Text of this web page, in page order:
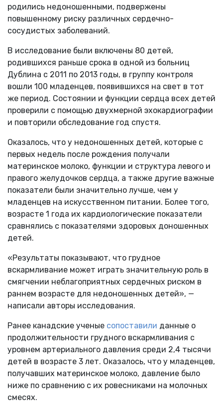
родились недоношенными, подвержены
повышенному риску различных сердечно-
сосудистых заболеваний.
В исследование были включены 80 детей,
родившихся раньше срока в одной из больниц
Дублина с 2011 по 2013 годы, в группу контроля
вошли 100 младенцев, появившихся на свет в тот
же период. Состоянии и функции сердца всех детей
проверили с помощью двухмерной эхокардиографии
и повторили обследование год спустя.
Оказалось, что у недоношенных детей, которые с
первых недель после рождения получали
материнское молоко, функции и структура левого и
правого желудочков сердца, а также другие важные
показатели были значительно лучше, чем у
младенцев на искусственном питании. Более того,
возрасте 1 года их кардиологические показатели
сравнялись с показателями здоровых доношенных
детей.
«Результаты показывают, что грудное
вскармливание может играть значительную роль в
смягчении неблагоприятных сердечных риском в
раннем возрасте для недоношенных детей», —
написали авторы исследования.
Ранее канадские ученые сопоставили данные о
продолжительности грудного вскармливания с
уровнем артериального давления среди 2,4 тысячи
детей в возрасте 3 лет. Оказалось, что у младенцев,
получавших материнское молоко, давление было
ниже по сравнению с их ровесниками на молочных
смесях.